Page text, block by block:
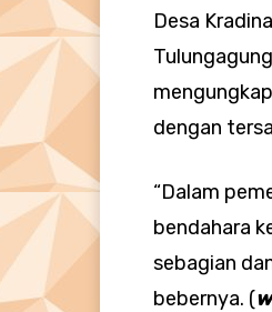
Desa
dengan
“Dalam
bendahara
sebagian
bebernya. (